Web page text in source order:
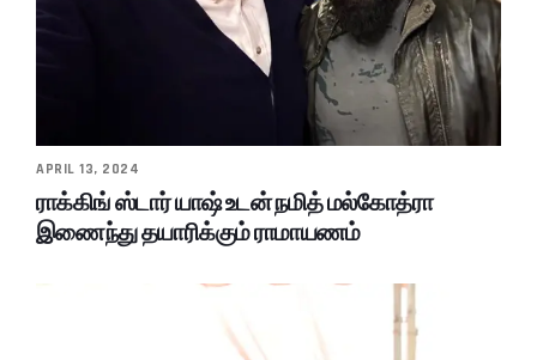
APRIL 13, 2024
ராக்கிங் ஸ்டார் யாஷ் உடன் நமித் மல்கோத்ரா
இணைந்து தயாரிக்கும் ராமாயணம்